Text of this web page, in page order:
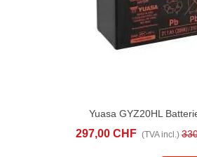
Yuasa GYZ20HL
297,00 CHF (TVA incl.)